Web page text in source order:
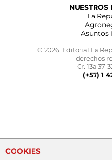
NUESTROS
La
Asuntos
© 2026, Editorial La
derechos
Cr. 13a 37-
(+57) 1
COOKIES